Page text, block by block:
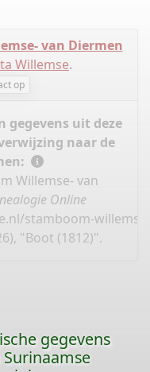
van Diermen
Willemse.
op
gegevens uit deze
naar de
Willemse- van
Online
stamboom-
"Boot (1812)".
gegevens